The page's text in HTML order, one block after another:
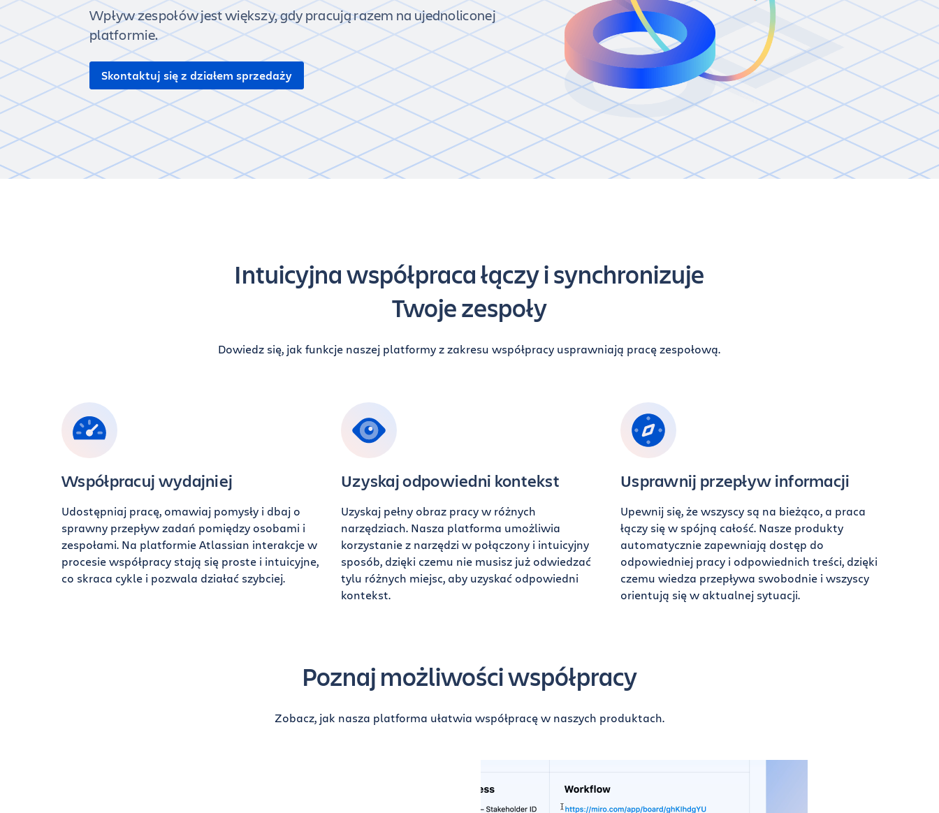
Wpływ zespołów jest większy, gdy pracują razem na ujednoliconej
platformie.
Skontaktuj się z działem sprzedaży
Intuicyjna współpraca łączy i synchronizuje
Twoje zespoły
Dowiedz się, jak funkcje naszej platformy z zakresu współpracy usprawniają pracę zespołową.
Współpracuj wydajniej
Udostępniaj pracę, omawiaj pomysły i dbaj o
sprawny przepływ zadań pomiędzy osobami i
zespołami. Na platformie Atlassian interakcje w
procesie współpracy stają się proste i intuicyjne,
co skraca cykle i pozwala działać szybciej.
Uzyskaj odpowiedni kontekst
Uzyskaj pełny obraz pracy w różnych
narzędziach. Nasza platforma umożliwia
korzystanie z narzędzi w połączony i intuicyjny
sposób, dzięki czemu nie musisz już odwiedzać
tylu różnych miejsc, aby uzyskać odpowiedni
kontekst.
Usprawnij przepływ informacji
Upewnij się, że wszyscy są na bieżąco, a praca
łączy się w spójną całość. Nasze produkty
automatycznie zapewniają dostęp do
odpowiedniej pracy i odpowiednich treści, dzięki
czemu wiedza przepływa swobodnie i wszyscy
orientują się w aktualnej sytuacji.
Poznaj możliwości współpracy
Zobacz, jak nasza platforma ułatwia współpracę w naszych produktach.